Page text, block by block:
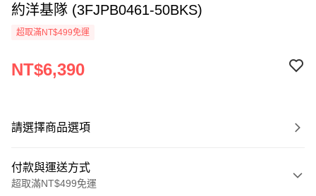
約洋基隊 (3FJPB0461-50BKS)
超取滿NT$499免運
NT$6,390
請選擇商品選項
付款與運送方式
超取滿NT$499免運